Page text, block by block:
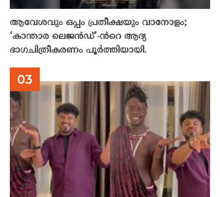
ആവേശവും ഒപ്പം പ്രതീക്ഷയും വാനോളം;
‘കാന്താര ലെജൻഡ്’-ൻറെ ആദ്യ
ഭാഗചിത്രീകരണം പൂർത്തിയായി.